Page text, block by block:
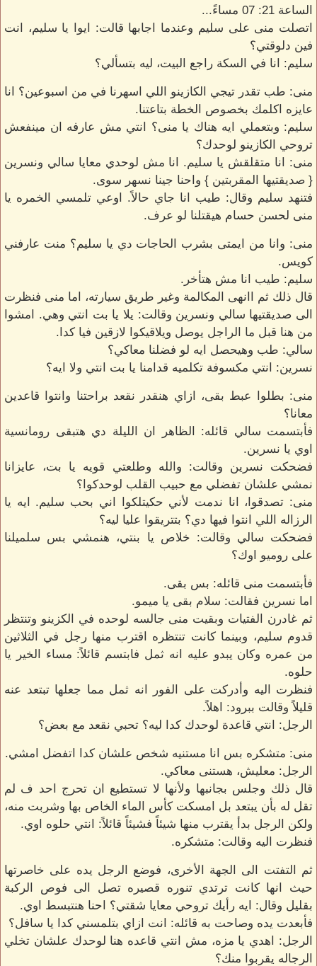
الساعة 21: 07 مساءً...
اتصلت منى على سليم وعندما اجابها قالت: ايوا يا سليم، انت
فين دلوقتي؟
سليم: انا في السكة راجع البيت، ليه بتسألي؟
منى: طب تقدر تيجي الكازينو اللي اسهرنا في من اسبوعين؟ انا
عايزه اكلمك بخصوص الخطة بتاعتنا.
سليم: وبتعملي ايه هناك يا منى؟ انتي مش عارفه ان مينفعش
تروحي الكازينو لوحدك؟
منى: انا متقلقش يا سليم. انا مش لوحدي معايا سالي ونسرين
{ صديقتيها المقربتين } واحنا جينا نسهر سوى.
فتنهد سليم وقال: طيب انا جاي حالاً. اوعي تلمسي الخمره يا
منى لحسن حسام هيقتلنا لو عرف.
منى: وانا من ايمتى بشرب الحاجات دي يا سليم؟ منت عارفني
كويس.
سليم: طيب انا مش هتأخر.
قال ذلك ثم اانهى المكالمة وغير طريق سيارته، اما منى فنظرت
الى صديقتيها سالي ونسرين وقالت: يلا يا بت انتي وهي. امشوا
من هنا قبل ما الراجل يوصل ويلاقيكوا لازقين فيا كدا.
سالي: طب وهيحصل ايه لو فضلنا معاكي؟
نسرين: انتي مكسوفة تكلميه قدامنا يا بت انتي ولا ايه؟
منى: بطلوا عبط بقى، ازاي هنقدر نقعد براحتنا وانتوا قاعدين
معانا؟
فأبتسمت سالي قائله: الظاهر ان الليلة دي هتبقى رومانسية
اوي يا نسرين.
فضحكت نسرين وقالت: والله وطلعتي قويه يا بت، عايزانا
نمشي علشان تفضلي مع حبيب القلب لوحدكوا؟
منى: تصدقوا، انا ندمت لأني حكيتلكوا اني بحب سليم. ايه يا
الرزاله اللي انتوا فيها دي؟ بتتريقوا عليا ليه؟
فضحكت سالي وقالت: خلاص يا بنتي، هنمشي بس سلميلنا
على روميو اوك؟
فأبتسمت منى قائله: بس بقى.
اما نسرين فقالت: سلام بقى يا ميمو.
ثم غادرن الفتيات وبقيت منى جالسه لوحده في الكزينو وتنتظر
قدوم سليم، وبينما كانت تنتظره اقترب منها رجل في الثلاثين
من عمره وكان يبدو عليه انه ثمل فابتسم قائلاً: مساء الخير يا
حلوه.
فنظرت اليه وأدركت على الفور انه ثمل مما جعلها تبتعد عنه
قليلاً وقالت ببرود: اهلاً.
الرجل: انتي قاعدة لوحدك كدا ليه؟ تحبي نقعد مع بعض؟
منى: متشكره بس انا مستنيه شخص علشان كدا اتفضل امشي.
الرجل: معليش، هستنى معاكي.
قال ذلك وجلس بجانبها ولأنها لا تستطيع ان تحرج احد ف لم
تقل له بأن يبتعد بل امسكت كأس الماء الخاص بها وشربت منه،
ولكن الرجل بدأ يقترب منها شيئاً فشيئاً قائلاً: انتي حلوه اوي.
فنظرت اليه وقالت: متشكره.
ثم التفتت الى الجهة الأخرى، فوضع الرجل يده على خاصرتها
حيث انها كانت ترتدي تنوره قصيره تصل الى فوص الركبة
بقليل وقال: ايه رأيك تروحي معايا شقتي؟ احنا هنتبسط اوي.
فأبعدت يده وصاحت به قائله: انت ازاي بتلمسني كدا يا سافل؟
الرجل: اهدي يا مزه، مش انتي قاعده هنا لوحدك علشان تخلي
الرجاله يقربوا منك؟